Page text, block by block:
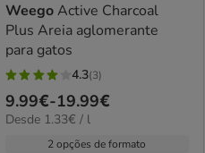
WeegoActive Charcoal
Plus Areia aglomerante
para gatos
4.3
estrelas
com
4.3(3)
Preço
de
9.99€-19.99€
1.33€
Desde 1.33€ / l
2 opções de formato